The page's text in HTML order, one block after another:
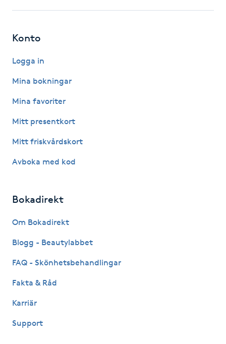
Healing
Herrklippning
HIFU
Hot Stone Massage
Hyaluronsyra
Hypnos
Konto
Logga in
Mina bokningar
Mina favoriter
Mitt presentkort
Mitt friskvårdskort
Avboka med kod
Bokadirekt
Om Bokadirekt
Blogg - Beautylabbet
FAQ - Skönhetsbehandlingar
Fakta & Råd
Karriär
Support